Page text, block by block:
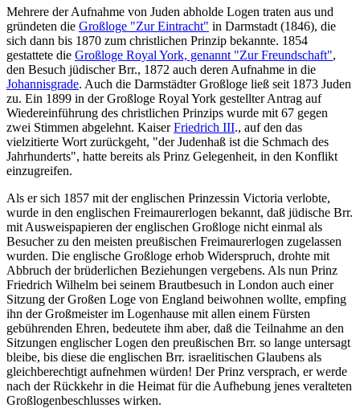
Mehrere der Aufnahme von Juden abholde Logen traten aus und
gründeten die Großloge "Zur Eintracht" in Darmstadt (1846), die
sich dann bis 1870 zum christlichen Prinzip bekannte. 1854
gestattete die Großloge Royal York, genannt "Zur Freundschaft",
den Besuch jüdischer Brr., 1872 auch deren Aufnahme in die
Johannisgrade. Auch die Darmstädter Großloge ließ seit 1873 Juden
zu. Ein 1899 in der Großloge Royal York gestellter Antrag auf
Wiedereinführung des christlichen Prinzips wurde mit 67 gegen
zwei Stimmen abgelehnt. KaiserFriedrich III., auf den das
vielzitierte Wort zurückgeht, "der Judenhaß ist die Schmach des
Jahrhunderts", hatte bereits als Prinz Gelegenheit, in den Konflikt
einzugreifen.
Als er sich 1857 mit der englischen Prinzessin Victoria verlobte,
wurde in den englischen Freimaurerlogen bekannt, daß jüdische Brr.
mit Ausweispapieren der englischen Großloge nicht einmal als
Besucher zu den meisten preußischen Freimaurerlogen zugelassen
wurden. Die englische Großloge erhob Widerspruch, drohte mit
Abbruch der brüderlichen Beziehungen vergebens. Als nun Prinz
Friedrich Wilhelm bei seinem Brautbesuch in London auch einer
Sitzung der Großen Loge von England beiwohnen wollte, empfing
ihn der Großmeister im Logenhause mit allen einem Fürsten
gebührenden Ehren, bedeutete ihm aber, daß die Teilnahme an den
Sitzungen englischer Logen den preußischen Brr. so lange untersagt
bleibe, bis diese die englischen Brr. israelitischen Glaubens als
gleichberechtigt aufnehmen würden! Der Prinz versprach, er werde
nach der Rückkehr in die Heimat für die Aufhebung jenes veralteten
Großlogenbeschlusses wirken.